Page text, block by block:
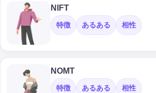
NIFT
特徴 あるある 相性
NOMT
特徴 あるある 相性